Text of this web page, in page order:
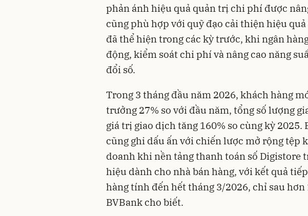
phản ánh hiệu quả quản trị chi phí được
cũng phù hợp với quỹ đạo cải thiện hiệu
đã thể hiện trong các kỳ trước, khi ngân
động, kiểm soát chi phí và nâng cao năng
đổi số.
Trong 3 tháng đầu năm 2026, khách hàng
trưởng 27% so với đầu năm, tổng số lượng
giá trị giao dịch tăng 160% so cùng kỳ 2025.
cũng ghi dấu ấn với chiến lược mở rộng tệp
doanh khi nền tảng thanh toán số Digistore
hiệu dành cho nhà bán hàng, với kết quả
hàng tính đến hết tháng 3/2026, chỉ sau
BVBank cho biết.